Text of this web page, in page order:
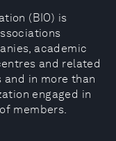
(BIO) is
academic
and related
in more than
engaged in
members.